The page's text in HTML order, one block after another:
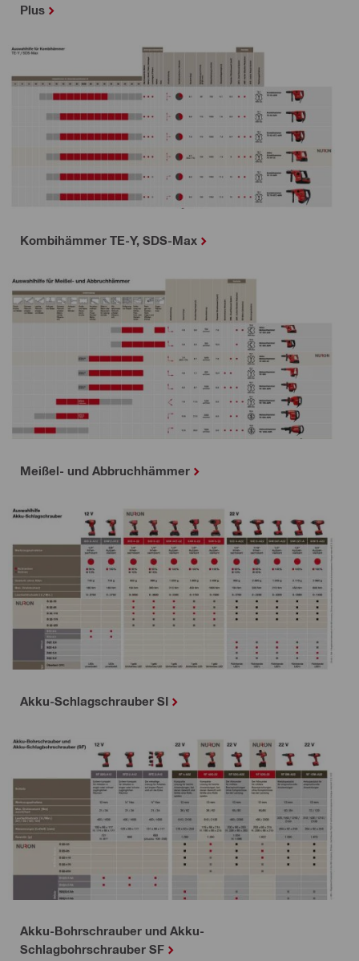
Plus
Kombihämmer TE-Y, SDS-Max
Meißel- und Abbruchhämmer
Akku-Schlagschrauber SI
Akku-Bohrschrauber und Akku-
Schlagbohrschrauber SF